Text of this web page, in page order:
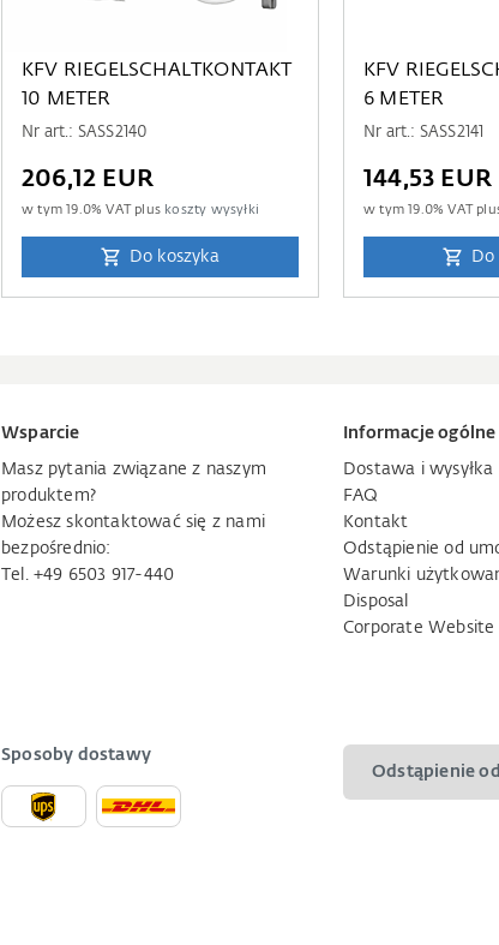
KFV RIEGELSCHALTKONTAKT
10 METER
Nr art.: SASS2140
206,12 EUR
w tym19.0% VAT plus koszty wysyłki
Do koszyka
KFV
6 METER
Nr art.: SASS2141
144,53 EUR
w tym19.0% VAT
Do
Wsparcie
Masz pytania związane z naszym
produktem?
Możesz skontaktować się z nami
bezpośrednio:
Tel. +49 6503 917-440
Informacje ogólne
Dostawa i wysyłka
FAQ
Kontakt
Odstąpienie od
Warunki
Disposal
Corporate Website
Sposoby dostawy
Odstąpienie